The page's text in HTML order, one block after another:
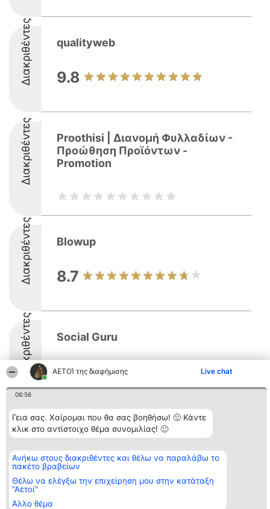
ΑΕΤΟΊ της διαφήμισης Live chat
06:56
Γεια σας. Χαίρομαι που θα σας βοηθήσω! 🙂 Κάντε
κλικ στο αντίστοιχο θέμα συνομιλίας! 🙂
Ανήκω στους διακριθέντες και θέλω να παραλάβω το
πακέτο βραβείων
Θέλω να ελέγξω την επιχείρηση μου στην κατάταξη
"Αετοί"
Άλλο θέμα
Διακριθέντες qualityweb
9.8
Διακριθέντες
Proothisi | Διανομή Φυλλαδίων -
Προώθηση Προϊόντων -
Promotion
Διακριθέντες Blowup
8.7
Διακριθέντες Social Guru
8.9
Διοργανωτής της
κατάταξης
Μονοπρόσωπη ΙΚΕ
ΤΗΛ. ΕΠΙΚΟΙΝΩΝΙΑΣ:
email:
aetoi@beautifulcompany.co
Κατάταξη
Διακριθέντες
των
Όροι &
Επικοινωνία